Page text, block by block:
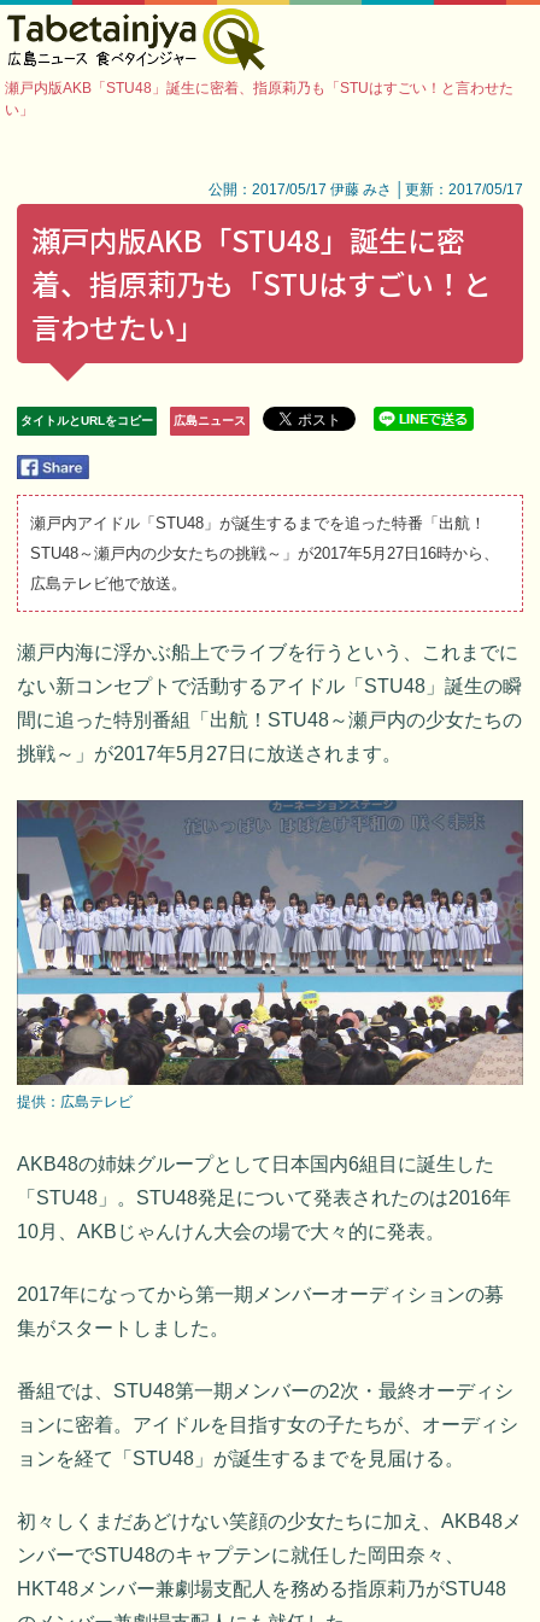
瀬戸内版AKB「STU48」誕生に密着、指原莉乃も「STUはすごい！と言わせた
い」
公開：2017/05/17 伊藤 みさ │更新：2017/05/17
瀬戸内版AKB「STU48」誕生に密
着、指原莉乃も「STUはすごい！と
言わせたい」
タイトルとURLをコピー 広島ニュース
瀬戸内アイドル「STU48」が誕生するまでを追った特番「出航！
STU48～瀬戸内の少女たちの挑戦～」が2017年5月27日16時から、
広島テレビ他で放送。
瀬戸内海に浮かぶ船上でライブを行うという、これまでに
ない新コンセプトで活動するアイドル「STU48」誕生の瞬
間に追った特別番組「出航！STU48～瀬戸内の少女たちの
挑戦～」が2017年5月27日に放送されます。
提供：広島テレビ
AKB48の姉妹グループとして日本国内6組目に誕生した
「STU48」。STU48発足について発表されたのは2016年
10月、AKBじゃんけん大会の場で大々的に発表。
2017年になってから第一期メンバーオーディションの募
集がスタートしました。
番組では、STU48第一期メンバーの2次・最終オーディシ
ョンに密着。アイドルを目指す女の子たちが、オーディシ
ョンを経て「STU48」が誕生するまでを見届ける。
初々しくまだあどけない笑顔の少女たちに加え、AKB48メ
ンバーでSTU48のキャプテンに就任した岡田奈々、
HKT48メンバー兼劇場支配人を務める指原莉乃がSTU48